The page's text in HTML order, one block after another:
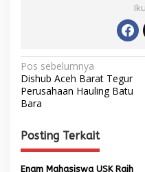
N
a
v
i
g
a
Pos sebelumnya
Dishub Aceh Barat Tegur
Perusahaan Hauling Batu
Bara
Posting Terkait
Enam Mahasiswa USK Raih